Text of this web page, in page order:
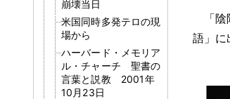
崩壊当日
米国同時多発テロの現
場から
ハーバード・メモリア
ル・チャーチ 聖書の
言葉と説教 2001年
10月23日
「
語」に